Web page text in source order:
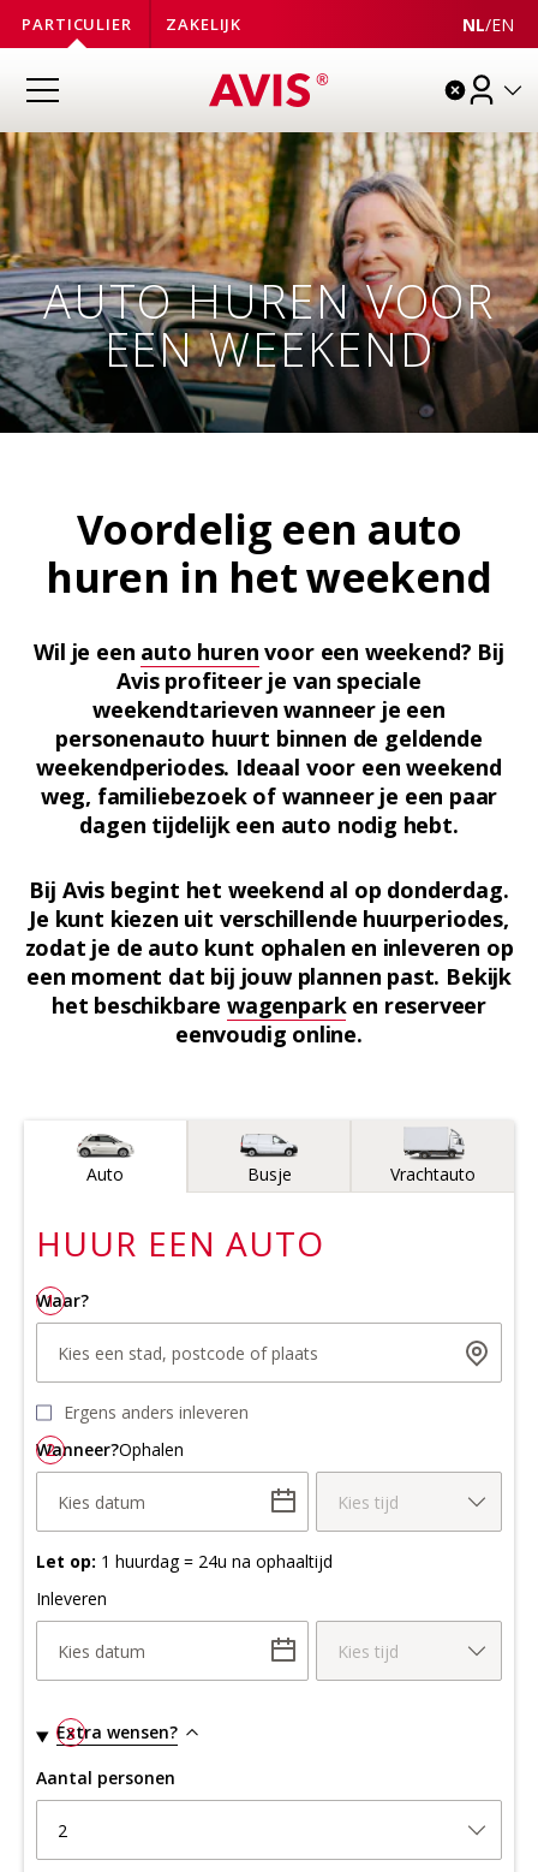
PARTICULIER ZAKELIJK NL/EN
AUTO HUREN VOOR
EEN WEEKEND
Voordelig een auto
huren in het weekend
Wil je een auto huren voor een weekend? Bij
Avis profiteer je van speciale
weekendtarieven wanneer je een
personenauto huurt binnen de geldende
weekendperiodes. Ideaal voor een weekend
weg, familiebezoek of wanneer je een paar
dagen tijdelijk een auto nodig hebt.
Bij Avis begint het weekend al op donderdag.
Je kunt kiezen uit verschillende huurperiodes,
zodat je de auto kunt ophalen en inleveren op
een moment dat bij jouw plannen past. Bekijk
het beschikbarewagenparken reserveer
eenvoudig online.
Voertuigtype
Auto Busje Vrachtauto
HUUR EENAUTO
1
Waar?
Kies een stad, postcode of plaats
Ergens anders inleveren
2
Wanneer?Ophalen
Kies datum Kies tijd
Let op: 1 huurdag = 24u na ophaaltijd
Inleveren
Kies datum Kies tijd
3
Extra wensen?
Aantal personen
2